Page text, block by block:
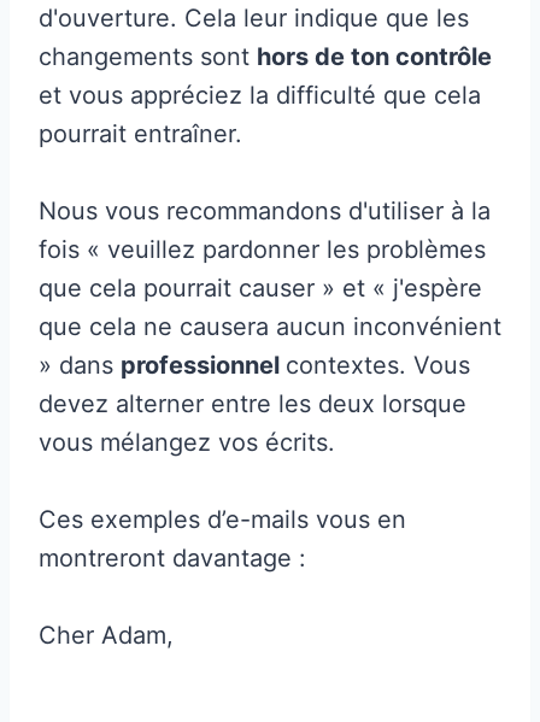
d'ouverture. Cela leur indique que les
changements sont hors de ton contrôle
et vous appréciez la difficulté que cela
pourrait entraîner.
Nous vous recommandons d'utiliser à la
fois « veuillez pardonner les problèmes
que cela pourrait causer » et « j'espère
que cela ne causera aucun inconvénient
» dans professionnel contextes. Vous
devez alterner entre les deux lorsque
vous mélangez vos écrits.
Ces exemples d’e-mails vous en
montreront davantage :
Cher Adam,